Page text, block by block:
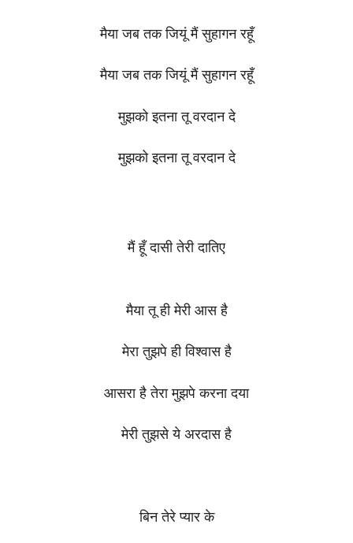
मैया जब तक जियूं मैं सुहागन रहूँ
मैया जब तक जियूं मैं सुहागन रहूँ
मुझको इतना तू वरदान दे
मुझको इतना तू वरदान दे
मैं हूँ दासी तेरी दातिए
मैया तू ही मेरी आस है
मेरा तुझपे ही विश्वास है
आसरा है तेरा मुझपे करना दया
मेरी तुझसे ये अरदास है
बिन तेरे प्यार के